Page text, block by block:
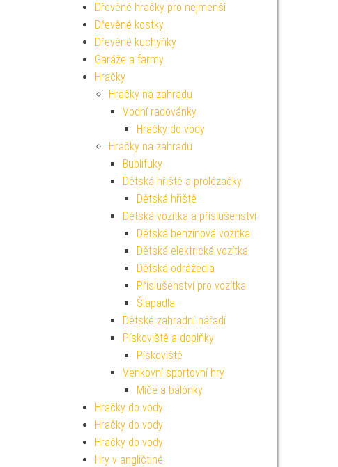
Dřevěné hračky pro nejmenší
Dřevěné kostky
Dřevěné kuchyňky
Garáže a farmy
Hračky
Hračky na zahradu
Vodní radovánky
Hračky do vody
Hračky na zahradu
Bublifuky
Dětská hřiště a prolézačky
Dětská hřiště
Dětská vozítka a příslušenství
Dětská benzínová vozítka
Dětská elektrická vozítka
Dětská odrážedla
Příslušenství pro vozítka
Šlapadla
Dětské zahradní nářadí
Pískoviště a doplňky
Pískoviště
Venkovní sportovní hry
Míče a balónky
Hračky do vody
Hračky do vody
Hračky do vody
Hry v angličtině